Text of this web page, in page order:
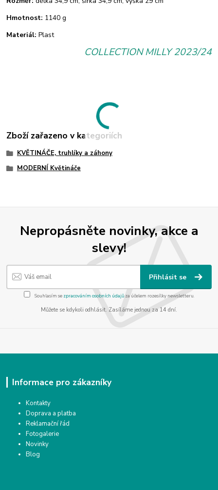
Hmotnost: 1140 g
Materiál:Plast
COLLECTION MILLY 2023/24
Zboží zařazeno v kategoriích
KVĚTINÁČE, truhlíky a záhony
MODERNÍ Květináče
Nepropásněte novinky, akce a
slevy!
Přihlásit se
Souhlasím se zpracováním osobních údajůza účelem rozesílky newsletteru.
Můžete se kdykoli odhlásit. Zasíláme jednou za 14 dní.
Informace pro zákazníky
Kontakty
Doprava a platba
Reklamační řád
Fotogalerie
Novinky
Blog